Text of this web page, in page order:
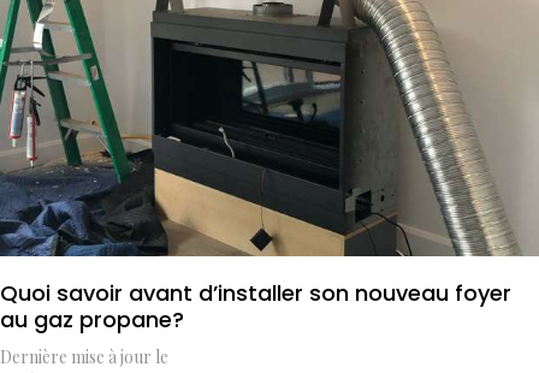
Quoi savoir avant d’installer son nouveau foyer
au gaz propane?
Dernière mise à jour le